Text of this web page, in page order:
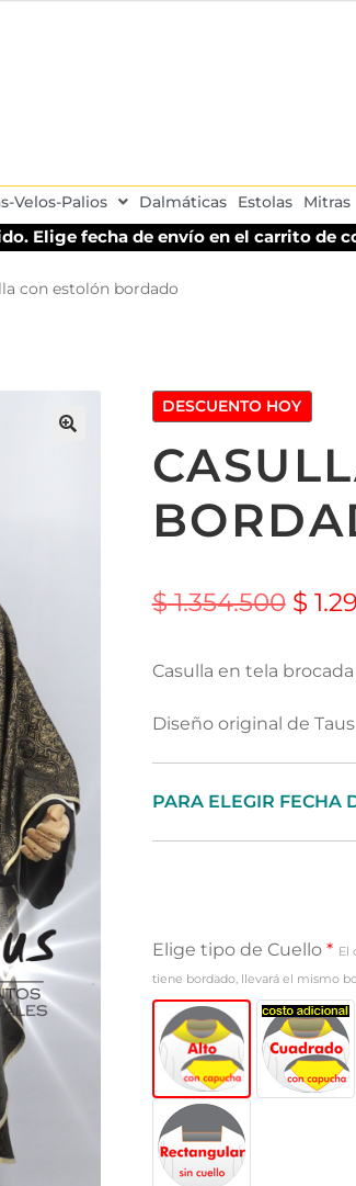
Velos-Palios Dalmáticas Estolas Mitras
Elige fecha de envío en el carrito de
con estolón bordado
DESCUENTO HOY
$1.354.500 $
Casulla en tela
Diseño original de
PARA ELEGIR FECHA
Elige tipo de Cuello* El
tiene bordado, llevará el mismo